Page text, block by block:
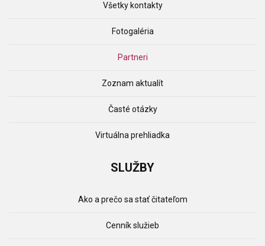
Všetky kontakty
Fotogaléria
Partneri
Zoznam aktualít
Časté otázky
Virtuálna prehliadka
SLUŽBY
Ako a prečo sa stať čitateľom
Cenník služieb